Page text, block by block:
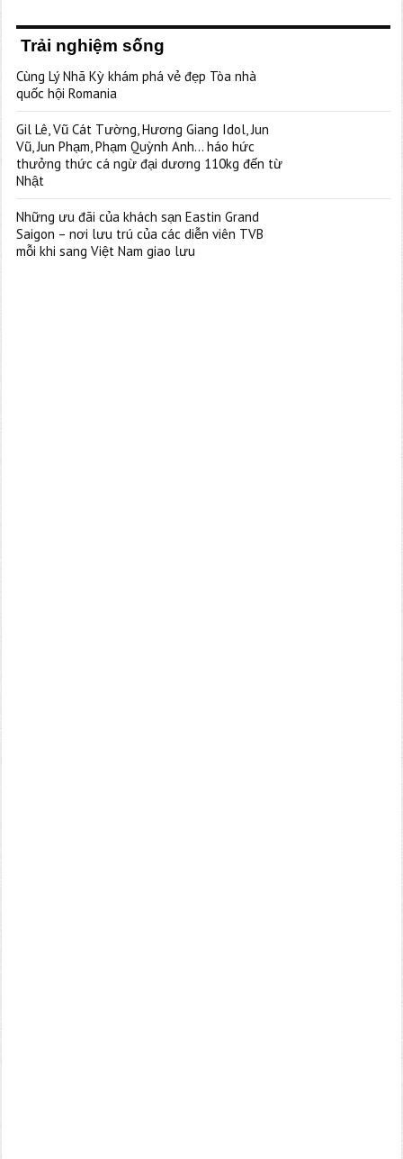
Trải nghiệm sống
Cùng Lý Nhã Kỳ khám phá vẻ đẹp Tòa nhà
quốc hội Romania
Gil Lê, Vũ Cát Tường, Hương Giang Idol, Jun
Vũ, Jun Phạm, Phạm Quỳnh Anh… háo hức
thưởng thức cá ngừ đại dương 110kg đến từ
Nhật
Những ưu đãi của khách sạn Eastin Grand
Saigon – nơi lưu trú của các diễn viên TVB
mỗi khi sang Việt Nam giao lưu